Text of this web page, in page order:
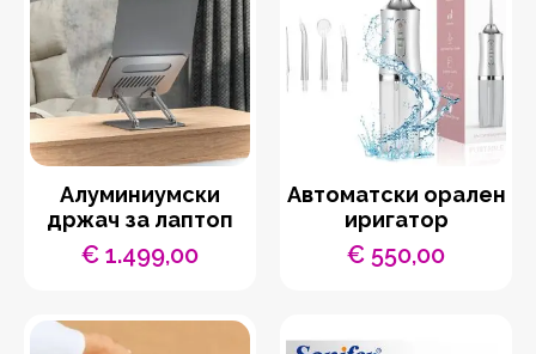
Aлуминиумски
држач за лаптоп
€ 1.499,00
Автоматски орален
иригатор
€ 550,00